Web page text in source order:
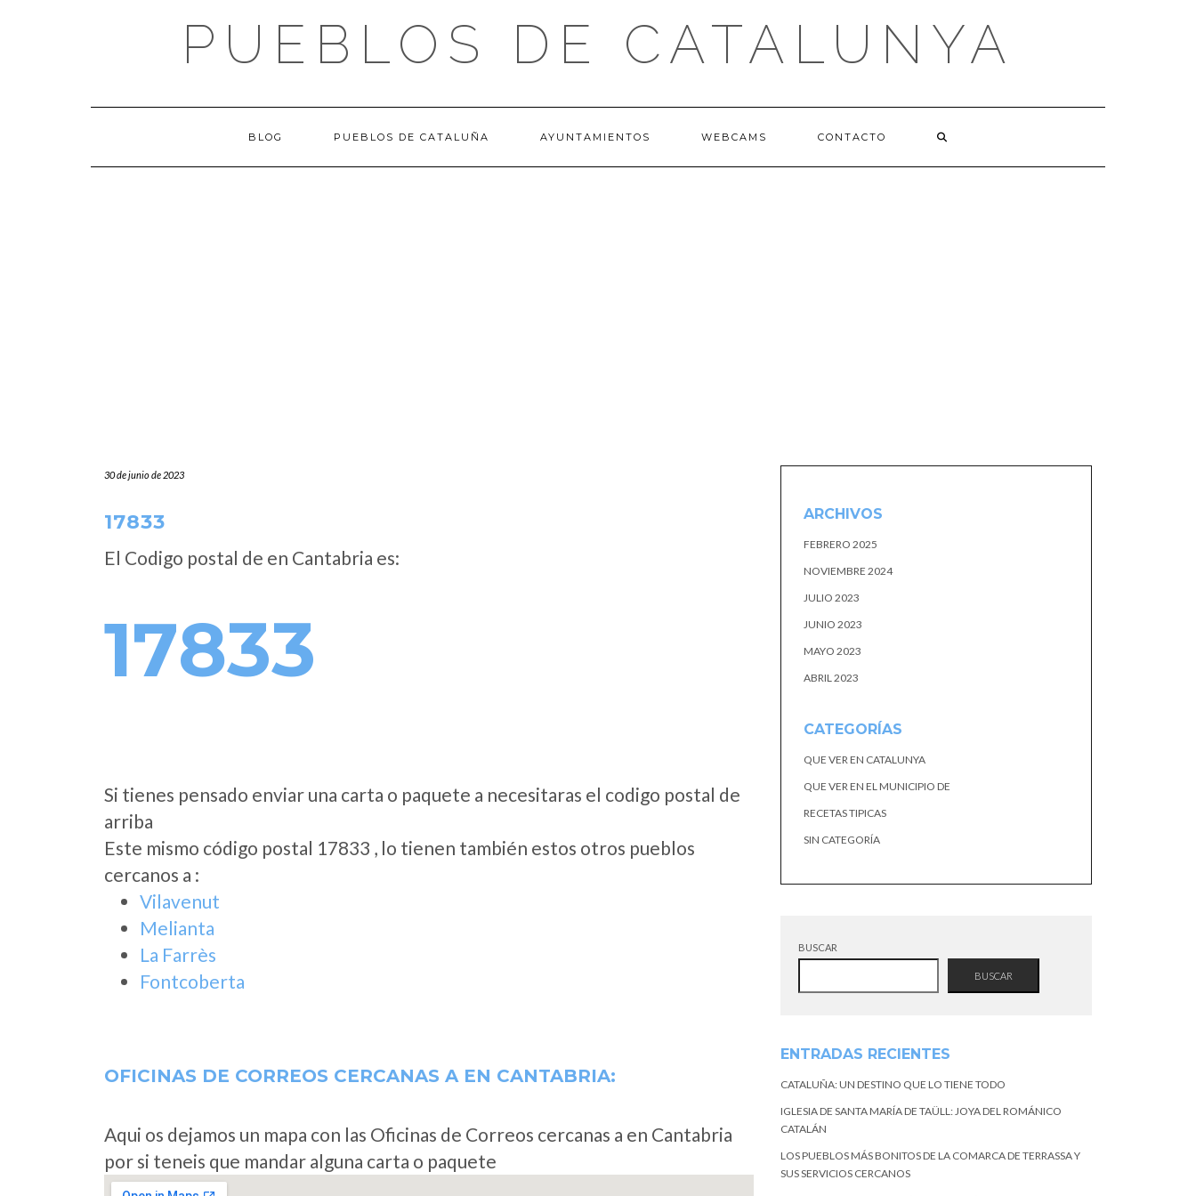
PUEBLOS DE CATALUNYA
BLOG PUEBLOS DE CATALUÑA AYUNTAMIENTOS WEBCAMS CONTACTO
30 de junio de 2023
17833
El Codigo postal de en Cantabria es:
17833
Si tienes pensado enviar una carta o paquete a necesitaras el codigo postal de
arriba
Este mismo código postal 17833 , lo tienen también estos otros pueblos
cercanos a :
Vilavenut
Melianta
La Farrès
Fontcoberta
OFICINAS DE CORREOS CERCANAS A EN CANTABRIA:
Aqui os dejamos un mapa con las Oficinas de Correos cercanas a en Cantabria
por si teneis que mandar alguna carta o paquete
ARCHIVOS
FEBRERO 2025
NOVIEMBRE 2024
JULIO 2023
JUNIO 2023
MAYO 2023
ABRIL 2023
CATEGORÍAS
QUE VER EN CATALUNYA
QUE VER EN EL MUNICIPIO DE
RECETAS TIPICAS
SIN CATEGORÍA
BUSCAR
BUSCAR
ENTRADAS RECIENTES
CATALUÑA: UN DESTINO QUE LO TIENE TODO
IGLESIA DE SANTA MARÍA DE TAÜLL: JOYA DEL ROMÁNICO
CATALÁN
LOS PUEBLOS MÁS BONITOS DE LA COMARCA DE TERRASSA Y
SUS SERVICIOS CERCANOS